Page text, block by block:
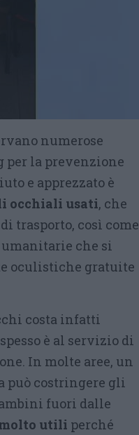
numerose
la prevenzione
e apprezzato è
occhiali usati, che
trasporto, così come
che si
oculistiche gratuite
costa infatti
è al servizio di
In molte aree, un
può costringere gli
fuori dalle
utili perché